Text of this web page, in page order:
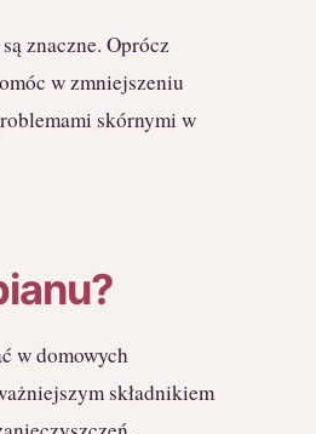
znaczne. Oprócz
w zmniejszeniu
skórnymi w
w domowych
składnikiem